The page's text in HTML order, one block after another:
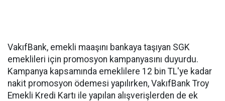
VakıfBank, emekli maaşını bankaya taşıyan SGK
emeklileri için promosyon kampanyasını duyurdu.
Kampanya kapsamında emeklilere 12 bin TL'ye kadar
nakit promosyon ödemesi yapılırken, VakıfBank Troy
Emekli Kredi Kartı ile yapılan alışverişlerden de ek